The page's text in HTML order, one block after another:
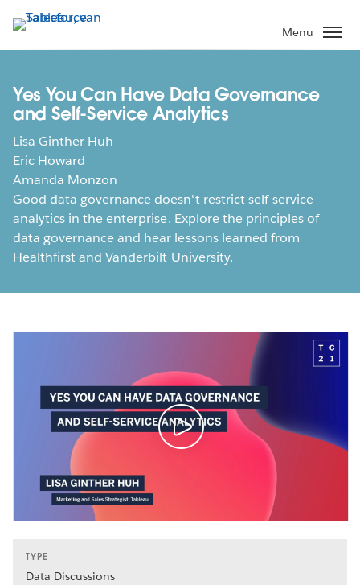
Verder
naar
hoofdinhoud
Menu
Yes You Can Have Data Governance
and Self-Service Analytics
Lisa Ginther Huh
Eric Howard
Amanda Monzon
Good data governance doesn't restrict self-service
analytics in the enterprise. Explore the principles of
data governance and hear lessons learned from
Healthfirst and Vanderbilt University.
TYPE
Data Discussions